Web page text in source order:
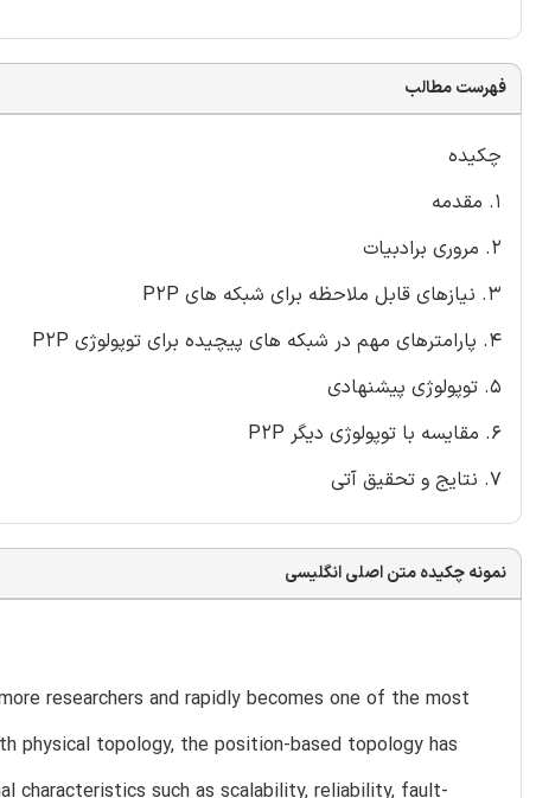
فهرست مطالب
چکیده
1. مقدمه
2. مروری برادبیات
3. نیازهای قابل ملاحظه برای شبکه های P2P
4. پارامترهای مهم در شبکه های پیچیده برای توپولوژی P2P
5. توپولوژی پیشنهادی
6. مقایسه با توپولوژی دیگر P2P
7. نتایج و تحقیق آتی
نمونه چکیده متن اصلی انگلیسی
researchers and rapidly becomes one of the most
physical topology, the position-based topology has
characteristics such as scalability, reliability, fault-